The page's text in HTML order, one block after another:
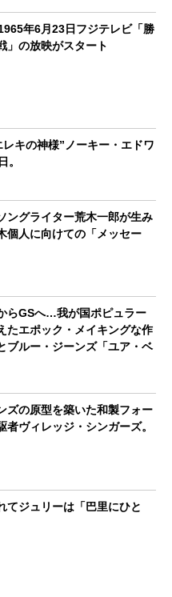
年6月23日フジテレビ「勝
」の放映がスタート
キの神様”ノーキー・エドワ
。
ングライター荒木一郎が生み
個人に向けての「メッセー
らGSへ…我が国ポピュラー
たエポック・メイキングな作
ブルー・ジーンズ「ユア・ベ
ズの原型を築いた和製フォー
者ヴィレッジ・シンガーズ。
てジュリーは「巴里にひと